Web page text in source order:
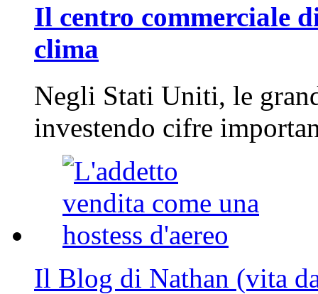
Il centro commerciale
clima
Negli Stati Uniti, le
investendo cifre
Il Blog di Nathan (vita